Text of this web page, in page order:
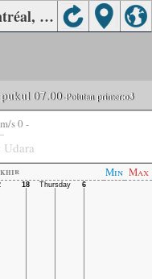
Kualitas Udara Rive-Sud de Montréal, Quebec
07.00-Polutan primer:o3
m/s 0 -
Udara
Min Max